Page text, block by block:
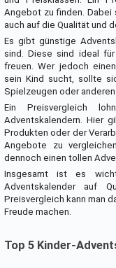
Angebot zu finden.
auch auf die Qualität und
Es gibt günstige
sind. Diese sind ideal
freuen. Wer jedoch
sein Kind sucht, sollte
Spielzeugen oder
Ein Preisvergleich
Adventskalendern. Hier
Produkten oder der
Angebote zu
dennoch einen tollen
Insgesamt ist es
Adventskalender auf
Preisvergleich kann man
Freude machen.
Top 5 Kinder-